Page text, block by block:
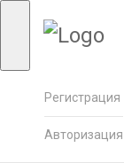
Регистрация
Авторизация